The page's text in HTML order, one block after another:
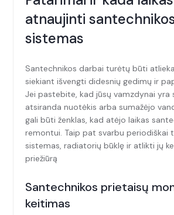
atnaujinti
sistemas
Santechnikos darbai turėtų būti
siekiant išvengti didesnių gedimų ir
Jei pastebite, kad jūsų vamzdynai yra
atsiranda nuotėkis arba sumažėjo
gali būti ženklas, kad atėjo laikas
remontui. Taip pat svarbu periodiškai
sistemas, radiatorių būklę ir atlikti jų
priežiūrą
Santechnikos prietaisų
keitimas